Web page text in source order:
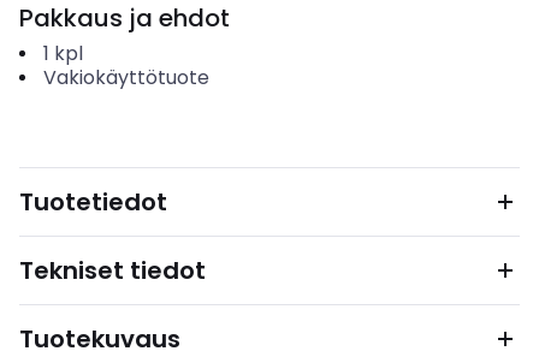
Pakkaus ja ehdot
1 kpl
Vakiokäyttötuote
Tuotetiedot
Tekniset tiedot
Tuotekuvaus